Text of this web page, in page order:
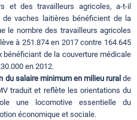
et des travailleurs agricoles, a-t-il
vaches laitières bénéficient de la
le nombre des travailleurs agricoles
à 251.874 en 2017 contre 164.645
bénéficiant de la couverture médicale
en 2012.
du salaire minimum en milieu rural de
traduit et reflète les orientations du
une locomotive essentielle du
économique et sociale.